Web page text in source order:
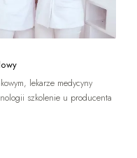
lekarze medycyny
szkolenie u producenta